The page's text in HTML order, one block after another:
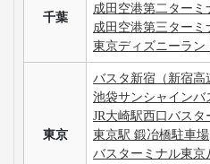
千葉
成田空港第二ターミ
成田空港第三ターミ
東京ディズニーラン
東京
バスタ新宿（新宿高
池袋サンシャインバ
JR大崎駅西口バスタ
東京駅 鍛冶橋駐車場
バスターミナル東京